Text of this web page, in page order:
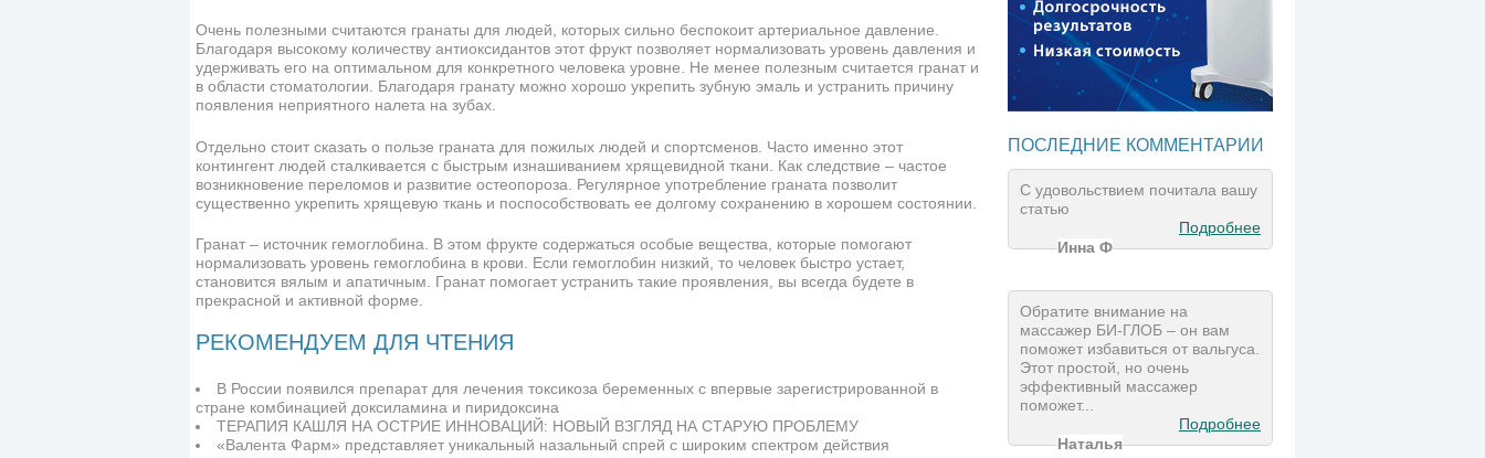
Очень полезными считаются гранаты для людей, которых сильно беспокоит артериальное давление.
Благодаря высокому количеству антиоксидантов этот фрукт позволяет нормализовать уровень давления и
удерживать его на оптимальном для конкретного человека уровне. Не менее полезным считается гранат и
в области стоматологии. Благодаря гранату можно хорошо укрепить зубную эмаль и устранить причину
появления неприятного налета на зубах.
Отдельно стоит сказать о пользе граната для пожилых людей и спортсменов. Часто именно этот
контингент людей сталкивается с быстрым изнашиванием хрящевидной ткани. Как следствие – частое
возникновение переломов и развитие остеопороза. Регулярное употребление граната позволит
существенно укрепить хрящевую ткань и поспособствовать ее долгому сохранению в хорошем состоянии.
Гранат – источник гемоглобина. В этом фрукте содержаться особые вещества, которые помогают
нормализовать уровень гемоглобина в крови. Если гемоглобин низкий, то человек быстро устает,
становится вялым и апатичным. Гранат помогает устранить такие проявления, вы всегда будете в
прекрасной и активной форме.
РЕКОМЕНДУЕМ ДЛЯ ЧТЕНИЯ
В России появился препарат для лечения токсикоза беременных с впервые зарегистрированной в
стране комбинацией доксиламина и пиридоксина
ТЕРАПИЯ КАШЛЯ НА ОСТРИЕ ИННОВАЦИЙ: НОВЫЙ ВЗГЛЯД НА СТАРУЮ ПРОБЛЕМУ
«Валента Фарм» представляет уникальный назальный спрей с широким спектром действия
ПОСЛЕДНИЕ КОММЕНТАРИИ
С удовольствием почитала вашу
статью
Подробнее
Инна Ф
Обратите внимание на
массажер БИ-ГЛОБ – он вам
поможет избавиться от вальгуса.
Этот простой, но очень
эффективный массажер
поможет...
Подробнее
Наталья